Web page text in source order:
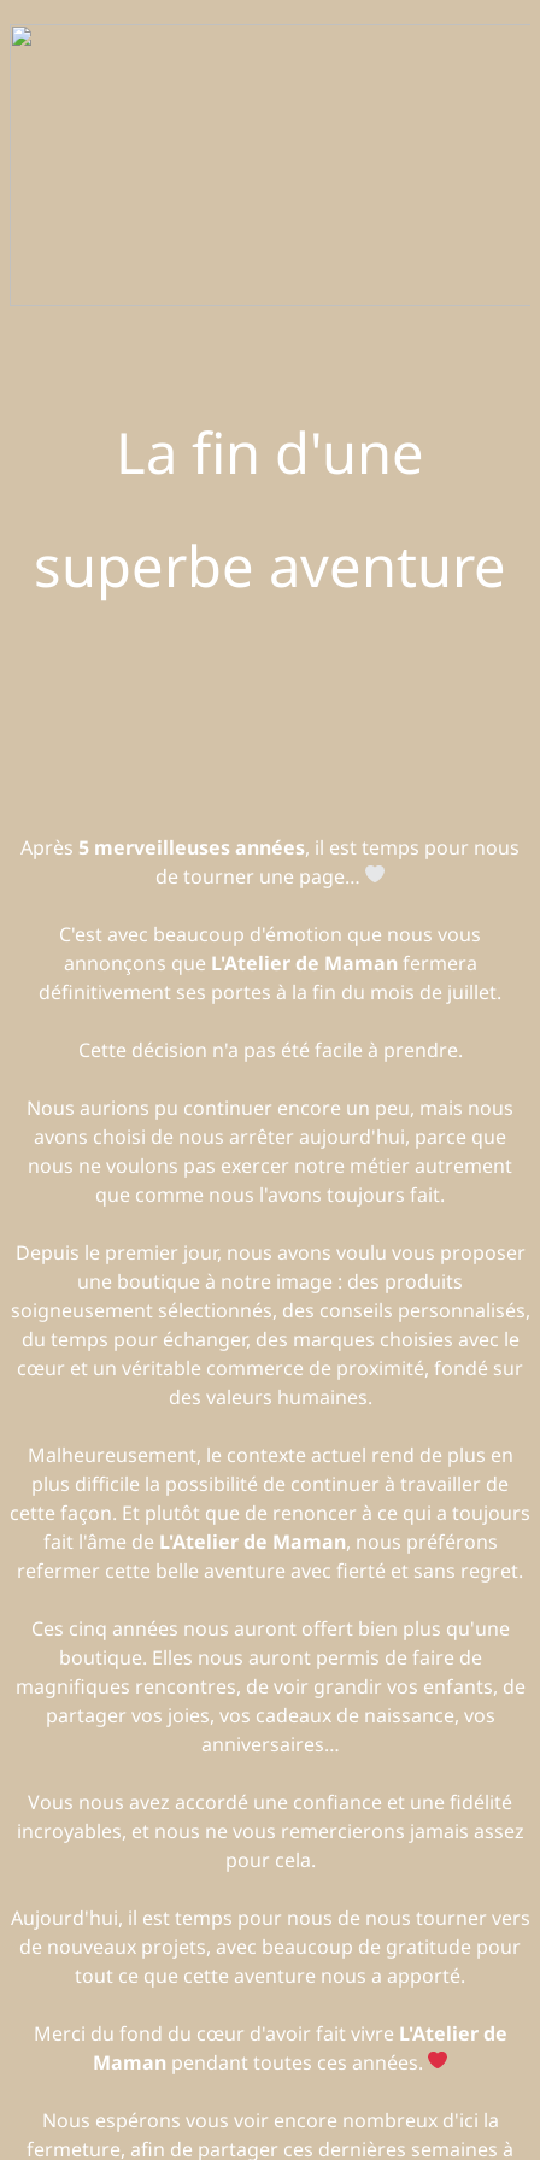
La fin d'une
superbe aventure
Après 5 merveilleuses années, il est temps pour nous
de tourner une page…
C'est avec beaucoup d'émotion que nous vous
annonçons que L'Atelier de Maman fermera
définitivement ses portes à la fin du mois de juillet.
Cette décision n'a pas été facile à prendre.
Nous aurions pu continuer encore un peu, mais nous
avons choisi de nous arrêter aujourd'hui, parce que
nous ne voulons pas exercer notre métier autrement
que comme nous l'avons toujours fait.
Depuis le premier jour, nous avons voulu vous proposer
une boutique à notre image : des produits
soigneusement sélectionnés, des conseils personnalisés,
du temps pour échanger, des marques choisies avec le
cœur et un véritable commerce de proximité, fondé sur
des valeurs humaines.
Malheureusement, le contexte actuel rend de plus en
plus difficile la possibilité de continuer à travailler de
cette façon. Et plutôt que de renoncer à ce qui a toujours
fait l'âme de L'Atelier de Maman, nous préférons
refermer cette belle aventure avec fierté et sans regret.
Ces cinq années nous auront offert bien plus qu'une
boutique. Elles nous auront permis de faire de
magnifiques rencontres, de voir grandir vos enfants, de
partager vos joies, vos cadeaux de naissance, vos
anniversaires…
Vous nous avez accordé une confiance et une fidélité
incroyables, et nous ne vous remercierons jamais assez
pour cela.
Aujourd'hui, il est temps pour nous de nous tourner vers
de nouveaux projets, avec beaucoup de gratitude pour
tout ce que cette aventure nous a apporté.
Merci du fond du cœur d'avoir fait vivre L'Atelier de
Maman pendant toutes ces années.
Nous espérons vous voir encore nombreux d'ici la
fermeture, afin de partager ces dernières semaines à